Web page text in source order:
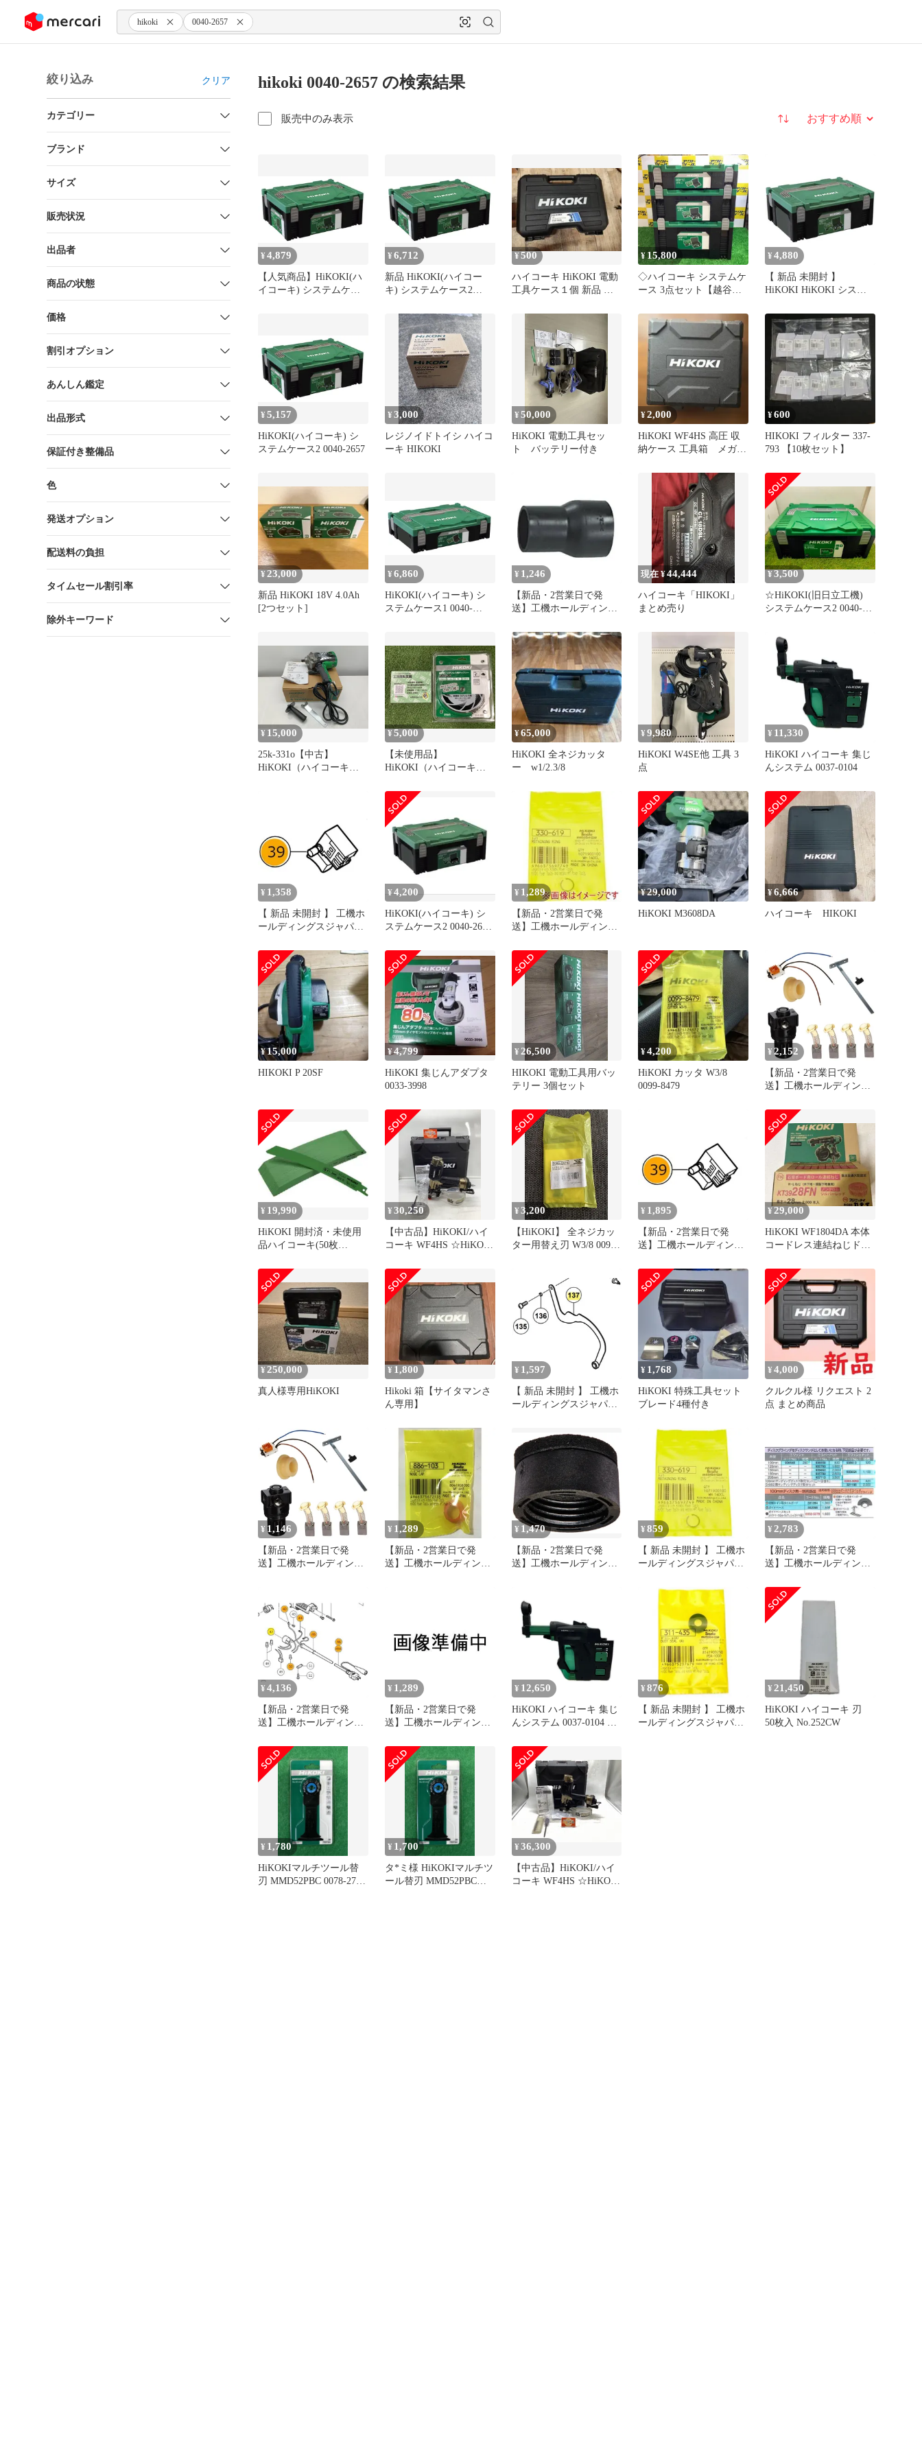
ツにスキップ hikoki 0040-2657
絞り込み クリア
カテゴリー
ブランド
サイズ
販売状況
出品者
商品の状態
価格
割引オプション
あんしん鑑定
出品形式
保証付き整備品
色
発送オプション
配送料の負担
タイムセール割引率
除外キーワード
hikoki 0040-2657 の検索結果
販売中のみ表示 並び替え
¥4,879
【人気商品】HiKOKI(ハ
イコーキ) システムケー
¥6,712
新品 HiKOKI(ハイコー
キ) システムケース2
¥500
ハイコーキ HiKOKI 電動
工具ケース１個 新品 純
¥15,800
◇ハイコーキ システムケ
ース 3点セット【越谷
¥ 4,880
【 新品 未開封 】
HiKOKI HiKOKI システ
使用 送料無料
¥5,157
HiKOKI(ハイコーキ) シ
ステムケース2 0040-2657
¥3,000
レジノイドトイシ ハイコ
ーキ HIKOKI
¥50,000
HiKOKI 電動工具セッ
ト バッテリー付き
¥2,000
HiKOKI WF4HS 高圧 収
納ケース 工具箱 メガネ
¥600
HIKOKI フィルター 337-
793 【10枚セット】
¥ 23,000
新品 HiKOKI 18V 4.0Ah
[2つセット]
¥6,860
HiKOKI(ハイコーキ) シ
ステムケース1 0040-
¥ 1,246
【新品・2営業日で発
送】工機ホールディング
(320994 6444)
現在 ¥44,444
ハイコーキ「HIKOKI」
まとめ売り
¥3,500
☆HiKOKI(旧日立工機)
システムケース2 0040-
¥ 15,000
25k-331o【中古】
HiKOKI（ハイコーキ）
¥5,000
【未使用品】
HiKOKI（ハイコーキ）
数48【軟鋼材・ステンレ
ス用】
¥65,000
HiKOKI 全ネジカッタ
ー w1/2.3/8
¥9,980
HiKOKI W4SE他 工具 3
点
¥ 11,330
HiKOKI ハイコーキ 集じ
んシステム 0037-0104
¥ 1,358
【 新品 未開封 】 工機ホ
ールディングスジャパン
キヨウ) 337724 未使用 送
料無料
¥4,200
HiKOKI(ハイコーキ) シ
ステムケース2 0040-2657
¥ 1,289
【新品・2営業日で発
送】工機ホールディング
(330619 6444)
¥29,000
HiKOKI M3608DA
¥6,666
ハイコーキ HIKOKI
¥15,000
HIKOKI P 20SF
¥4,799
HiKOKI 集じんアダプタ
0033-3998
¥ 26,500
HIKOKI 電動工具用バッ
テリー 3個セット
¥4,200
HiKOKI カッタ W3/8
0099-8479
¥ 2,152
【新品・2営業日で発
送】工機ホールディング
(329787 6444)
¥ 19,990
HiKOKI 開封済・未使用
品ハイコーキ(50枚
¥30,250
【中古品】HiKOKI/ハイ
コーキ WF4HS ☆HiKOKI
ハイスピードモデル
[IT_A0BVT][岡イ][M04]
¥3,200
【HiKOKI】 全ネジカッ
ター用替え刃 W3/8 0099-
¥ 1,895
【新品・2営業日で発
送】工機ホールディング
ーキヨウ) (337724 6444)
¥29,000
HiKOKI WF1804DA 本体
コードレス連結ねじドラ
¥ 250,000
真人様専用HiKOKI
¥ 1,800
Hikoki 箱【サイタマンさ
ん専用】
¥ 1,597
【 新品 未開封 】 工機ホ
ールディングスジャパン
¥ 1,768
HiKOKI 特殊工具セット
ブレード4種付き
¥4,000
クルクル様 リクエスト 2
点 まとめ商品
¥ 1,146
【新品・2営業日で発
送】工機ホールディング
(370899 6444)
¥ 1,289
【新品・2営業日で発
送】工機ホールディング
¥ 1,470
【新品・2営業日で発
送】工機ホールディング
¥ 859
【 新品 未開封 】 工機ホ
ールディングスジャパン
使用 送料無料
¥ 2,783
【新品・2営業日で発
送】工機ホールディング
(935793 6444)
¥ 4,136
【新品・2営業日で発
送】工機ホールディング
ミ 100V (370827 6444)
¥ 1,289
【新品・2営業日で発
送】工機ホールディング
クカクアナツキボM6X25
(981942 6444)
¥ 12,650
HiKOKI ハイコーキ 集じ
んシステム 0037-0104 グ
¥ 876
【 新品 未開封 】 工機ホ
ールディングスジャパン
¥ 21,450
HiKOKI ハイコーキ 刃
50枚入 No.252CW
¥ 1,780
HiKOKIマルチツール替
刃 MMD52PBC 0078-2729
¥ 1,700
タ*ミ様 HiKOKIマルチツ
ール替刃 MMD52PBC
¥36,300
【中古品】HiKOKI/ハイ
コーキ WF4HS ☆HiKOKI